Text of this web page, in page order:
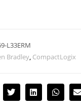
L33ERM
Bradley, CompactLogix